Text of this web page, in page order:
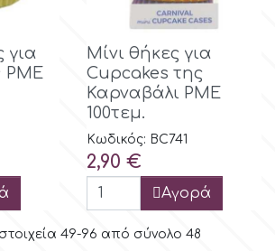
για
PME
Μίνι θήκες για
Cupcakes της
Καρναβάλι PME
100τεμ.
Κωδικός: BC741
Τιμή
2,90 €
Αγορά
49-96 από σύνολο 48